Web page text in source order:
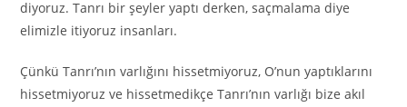
diyoruz. Tanrı bir şeyler yaptı derken, saçmalama diye
elimizle itiyoruz insanları.
Çünkü Tanrı’nın varlığını hissetmiyoruz, O’nun yaptıklarını
hissetmiyoruz ve hissetmedikçe Tanrı’nın varlığı bize akıl